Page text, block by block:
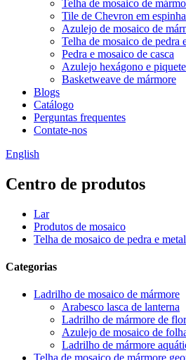
Telha de mosaico de
Tile de Chevron em
Azulejo de mosaico de
Telha de mosaico de pedra
Pedra e mosaico de casca
Azulejo hexágono e piquete
Basketweave de mármore
Blogs
Catálogo
Perguntas frequentes
Contate-nos
English
Centro de produtos
Lar
Produtos de mosaico
Telha de mosaico de pedra e metal
Categorias
Ladrilho de mosaico de mármore
Arabesco lasca de lanterna
Ladrilho de mármore de flor
Azulejo de mosaico de
Ladrilho de mármore